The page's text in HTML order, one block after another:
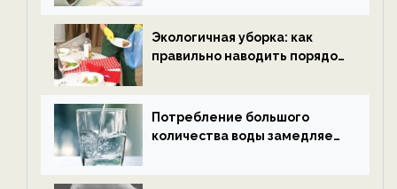
ECOportal
Экологичная уборка: как
правильно наводить порядок
Потребление большого
количества воды замедляет